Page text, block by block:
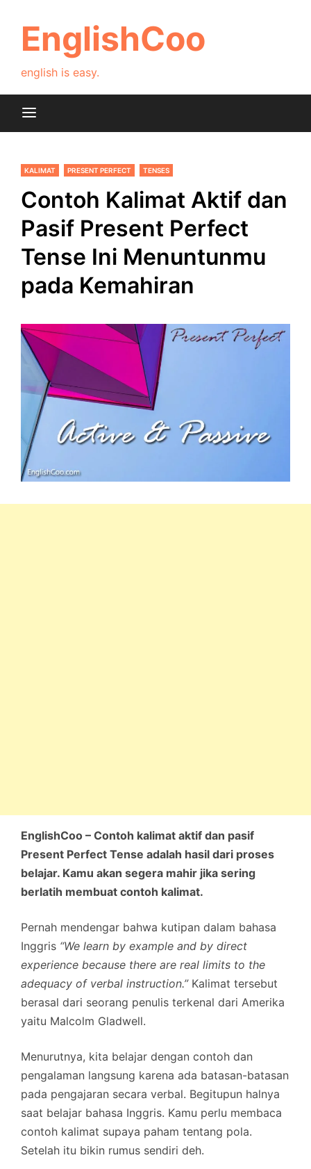
contentEnglishCoo
english is easy.
KALIMAT PRESENT PERFECT TENSES
Contoh Kalimat Aktif dan
Pasif Present Perfect
Tense Ini Menuntunmu
pada Kemahiran
EnglishCoo – Contoh kalimat aktif dan pasif
Present Perfect Tense adalah hasil dari proses
belajar. Kamu akan segera mahir jika sering
berlatih membuat contoh kalimat.
Pernah mendengar bahwa kutipan dalam bahasa
Inggris “We learn by example and by direct
experience because there are real limits to the
adequacy of verbal instruction.”Kalimat tersebut
berasal dari seorang penulis terkenal dari Amerika
yaitu Malcolm Gladwell.
Menurutnya, kita belajar dengan contoh dan
pengalaman langsung karena ada batasan-batasan
pada pengajaran secara verbal. Begitupun halnya
saat belajar bahasa Inggris. Kamu perlu membaca
contoh kalimat supaya paham tentang pola.
Setelah itu bikin rumus sendiri deh.